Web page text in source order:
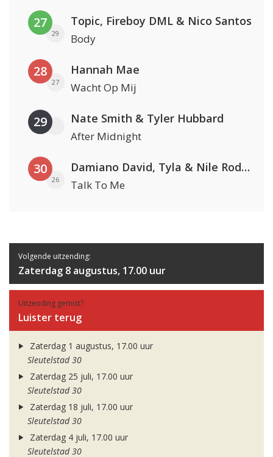
27
29
Topic, Fireboy DML & Nico Santos
Body
28
27
Hannah Mae
Wacht Op Mij
29 Nate Smith & Tyler Hubbard
After Midnight
30
26
Damiano David, Tyla & Nile Rodgers
Talk To Me
Volgende uitzending:
Zaterdag 8 augustus, 17.00 uur
Uitzending gemist?
Luister terug
Zaterdag 1 augustus, 17.00 uur
Sleutelstad 30
Zaterdag 25 juli, 17.00 uur
Sleutelstad 30
Zaterdag 18 juli, 17.00 uur
Sleutelstad 30
Zaterdag 4 juli, 17.00 uur
Sleutelstad 30